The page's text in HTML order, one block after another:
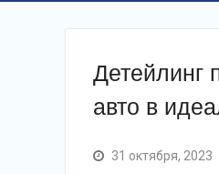
Детейлинг
авто в
31 октября, 2023